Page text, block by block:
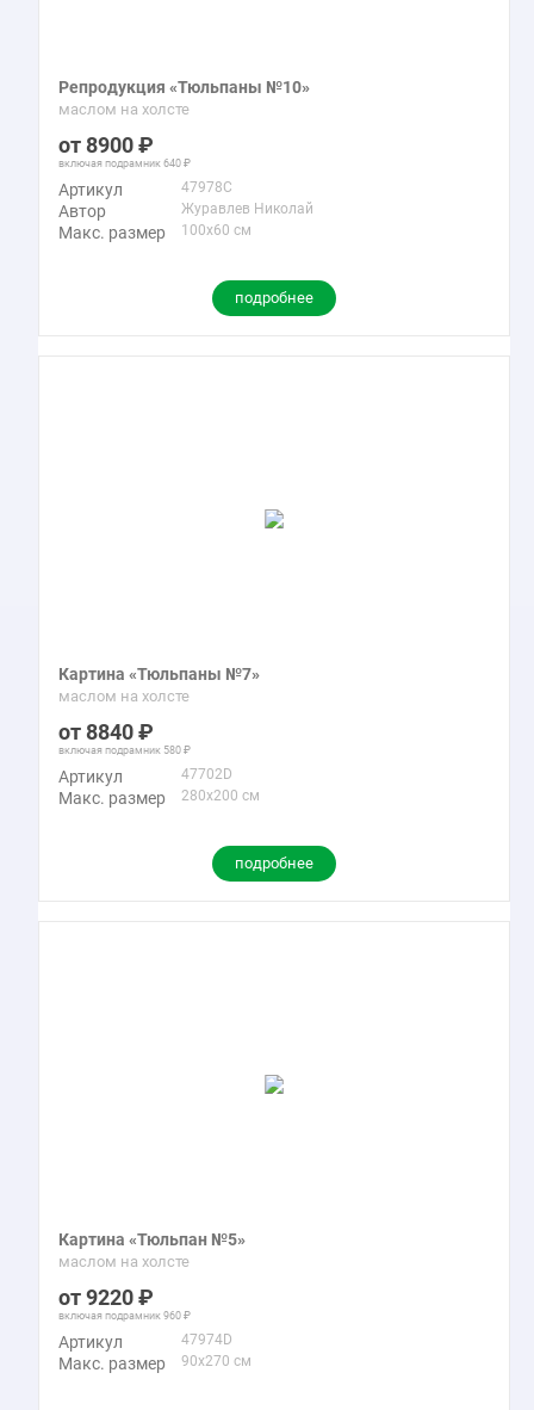
Репродукция «Тюльпаны №10»
маслом на холсте
8900
включая подрамник 640
Артикул 47978C
Автор Журавлев Николай
Макс. размер 100x60 см
подробнее
Картина «Тюльпаны №7»
маслом на холсте
8840
включая подрамник 580
Артикул 47702D
Макс. размер 280x200 см
подробнее
Картина «Тюльпан №5»
маслом на холсте
9220
включая подрамник 960
Артикул 47974D
Макс. размер 90x270 см